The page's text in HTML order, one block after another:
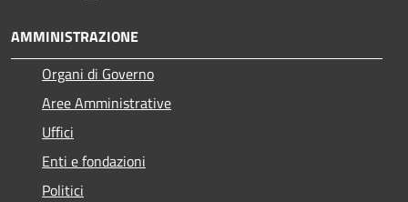
AMMINISTRAZIONE
Organi di Governo
Aree Amministrative
Uffici
Enti e fondazioni
Politici